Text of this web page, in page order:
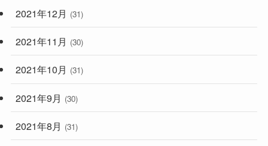
2021年12月 (31)
2021年11月 (30)
2021年10月 (31)
2021年9月 (30)
2021年8月 (31)